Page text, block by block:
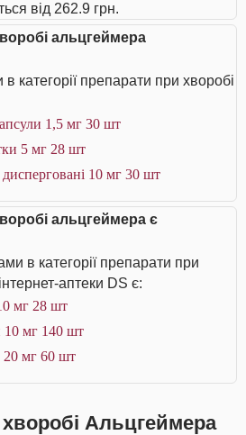
від 262.9 грн.
альцгеймера
категорії препарати при хворобі
1,5 мг 30 шт
5 мг 28 шт
10 мг 30 шт
альцгеймера є
в категорії препарати при
аптеки DS є:
мг 28 шт
10 мг 140 шт
20 мг 60 шт
Альцгеймера